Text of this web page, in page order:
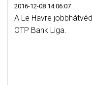
2016-12-08 14:06:07
A Le Havre
OTP Bank Liga.